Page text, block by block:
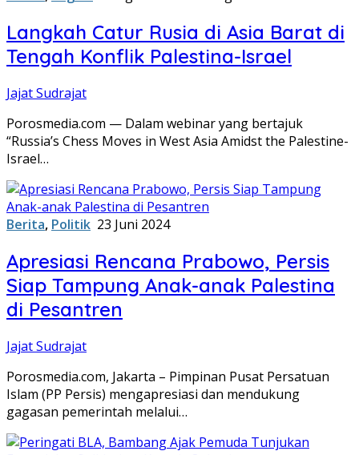
Langkah Catur Rusia di Asia Barat di
Tengah Konflik Palestina-Israel
Jajat Sudrajat
Porosmedia.com — Dalam webinar yang bertajuk
“Russia’s Chess Moves in West Asia Amidst the Palestine-
Israel…
Berita, Politik 23 Juni 2024
Apresiasi Rencana Prabowo, Persis
Siap Tampung Anak-anak Palestina
di Pesantren
Jajat Sudrajat
Porosmedia.com, Jakarta – Pimpinan Pusat Persatuan
Islam (PP Persis) mengapresiasi dan mendukung
gagasan pemerintah melalui…